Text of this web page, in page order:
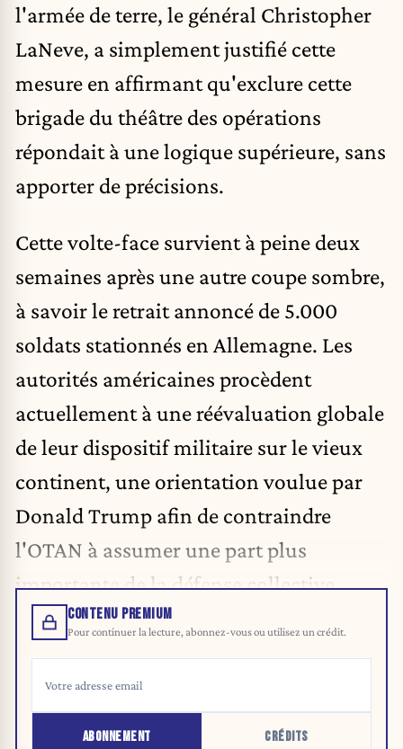
l'armée de terre, le général Christopher
LaNeve, a simplement justifié cette
mesure en affirmant qu'exclure cette
brigade du théâtre des opérations
répondait à une logique supérieure, sans
apporter de précisions.
Cette volte-face survient à peine deux
semaines après une autre coupe sombre,
à savoir leretrait annoncé de 5.000
soldats stationnés en Allemagne. Les
autorités américaines procèdent
actuellement à une réévaluation globale
de leur dispositif militaire sur le vieux
continent, une orientation voulue par
Donald Trump afin de contraindre
l'OTAN à assumer une part plus
importante de la défense collective.
CONTENU PREMIUM
Pour continuer la lecture, abonnez-vous ou utilisez un crédit.
ABONNEMENT CRÉDITS